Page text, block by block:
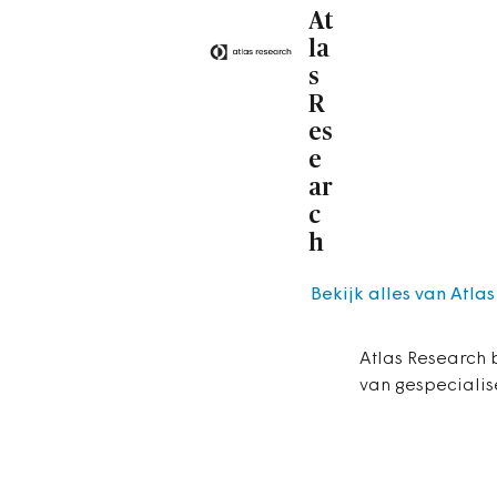
At
la
s
R
es
e
ar
c
h
Atlas
van
Bekijk alles van Atlas